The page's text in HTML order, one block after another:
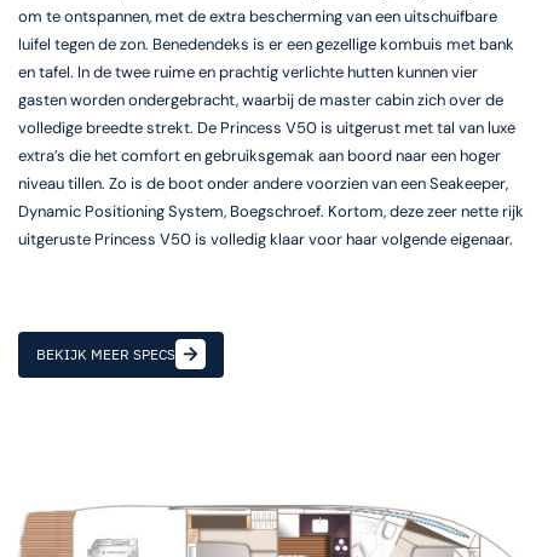
om te ontspannen, met de extra bescherming van een uitschuifbare
luifel tegen de zon. Benedendeks is er een gezellige kombuis met bank
en tafel. In de twee ruime en prachtig verlichte hutten kunnen vier
gasten worden ondergebracht, waarbij de master cabin zich over de
volledige breedte strekt. De Princess V50 is uitgerust met tal van luxe
extra’s die het comfort en gebruiksgemak aan boord naar een hoger
niveau tillen. Zo is de boot onder andere voorzien van een Seakeeper,
Dynamic Positioning System, Boegschroef. Kortom, deze zeer nette rijk
uitgeruste Princess V50 is volledig klaar voor haar volgende eigenaar.
BEKIJK MEER SPECS